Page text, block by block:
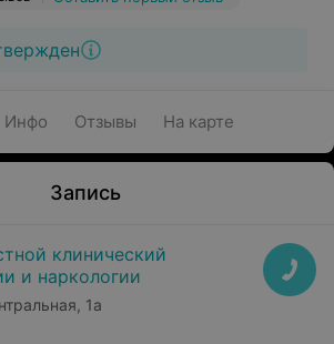
Инфо Отзывы На карте
Запись
клинический
и наркологии
1а